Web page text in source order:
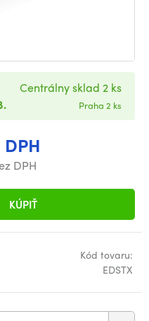
DPH
KÚPIŤ
Centrálny sklad 2 ks
Praha 2 ks
Kód tovaru:
EDSTX